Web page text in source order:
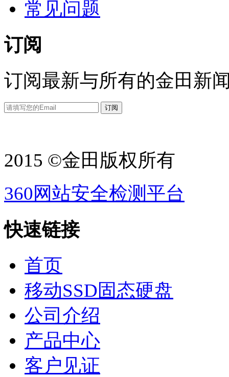
常见问题
订阅
订阅最新与所有的金田新
2015 ©金田版权所有
360网站安全检测平台
快速链接
首页
移动SSD固态硬盘
公司介绍
产品中心
客户见证